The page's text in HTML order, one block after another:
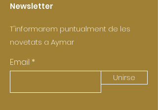
Newsletter
T'informarem puntualment de les
novetats a Aymar
Email
Unirse